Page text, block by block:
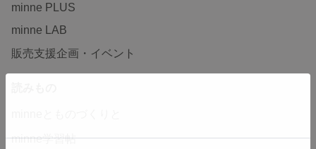
minne PLUS
minne LAB
販売支援企画・イベント
minne学習帖